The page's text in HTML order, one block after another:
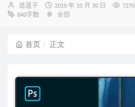
博
主：
逍遥子
发
布
2019 年 10 月 30 日
640字数
分
全部
首页 正文